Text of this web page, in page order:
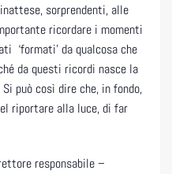
sorprendenti, alle
ricordare i momenti
‘formati’ da qualcosa che
da questi ricordi nasce la
può così dire che, in fondo,
riportare alla luce, di far
responsabile –